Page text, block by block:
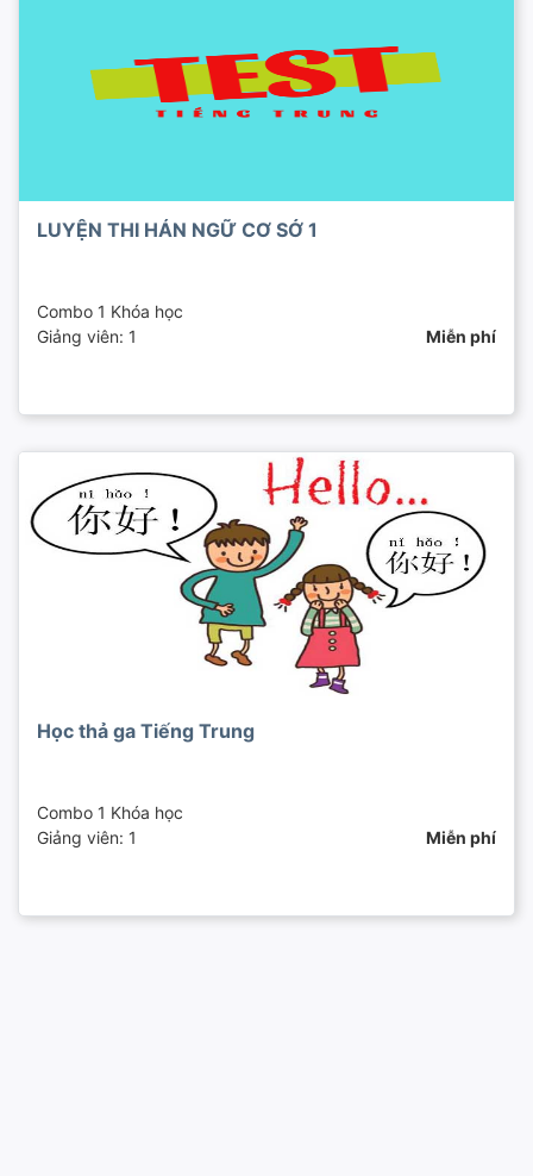
LUYỆN THI HÁN NGỮ CƠ SỞ 1
Combo 1 Khóa học
Giảng viên: 1
Miễn phí
Học thả ga Tiếng Trung
Combo 1 Khóa học
Giảng viên: 1
Miễn phí